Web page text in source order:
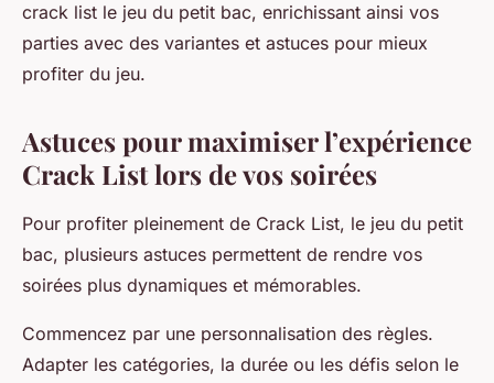
crack list le jeu du petit bac, enrichissant ainsi vos
parties avec des variantes et astuces pour mieux
profiter du jeu.
Astuces pour maximiser l’expérience
Crack List lors de vos soirées
Pour profiter pleinement de Crack List, le jeu du petit
bac, plusieurs astuces permettent de rendre vos
soirées plus dynamiques et mémorables.
Commencez par une personnalisation des règles.
Adapter les catégories, la durée ou les défis selon le